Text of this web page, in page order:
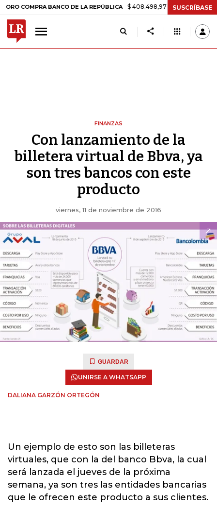
BANCO DE LA REPÚBLICA $ 408.498,97 +$ 8.753,81 +2,19%
SUSCRÍBASE
FINANZAS
Con lanzamiento de la
billetera virtual de Bbva, ya
son tres bancos con este
producto
viernes, 11 de noviembre de 2016
GUARDAR
UNIRSE A WHATSAPP
DALIANA GARZÓN ORTEGÓN
Un ejemplo de esto son las billeteras
virtuales, que con la del banco Bbva, la cual
será lanzada el jueves de la próxima
semana, ya son tres las entidades bancarias
que le ofrecen este producto a sus clientes.